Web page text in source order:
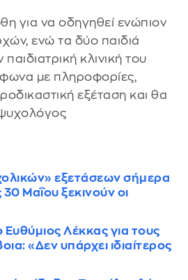
για να οδηγηθεί ενώπιον
ενώ τα δύο παιδιά
κλινική του
με πληροφορίες,
εξέταση και θα
εξετάσεων σήμερα
30 Μαΐου ξεκινούν οι
Λέκκας για τους
«Δεν υπάρχει ιδιαίτερος